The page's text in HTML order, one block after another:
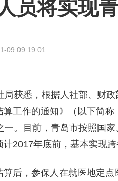
员将实现
09 09:19:01
获悉，根据人社部、财
工作的通知》（以下简
。目前，青岛市按照国
2017年底前，基本实现跨
后，参保人在就医地定